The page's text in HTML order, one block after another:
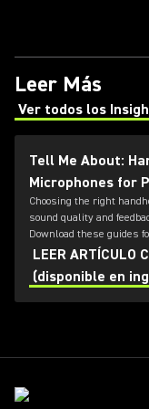
Leer Más
Ver todos los
(Opens in a new
Tell Me About:
Microphones for
Choosing the right
sound quality and
Download these guides
LEER ARTÍCULO
(disponible en